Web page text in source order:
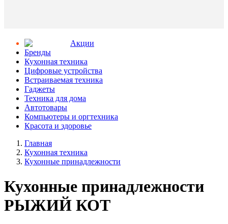
Aкции
Бренды
Кухонная техника
Цифровые устройства
Встраиваемая техника
Гаджеты
Техника для дома
Автотовары
Компьютеры и оргтехника
Красота и здоровье
Главная
Кухонная техника
Кухонные принадлежности
Кухонные принадлежности
РЫЖИЙ КОТ